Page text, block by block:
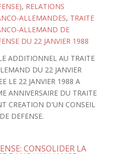
, RELATIONS
ALLEMANDES, TRAITE
ALLEMAND DE
DU 22 JANVIER 1988
ADDITIONNEL AU TRAITE
DU 22 JANVIER
LE 22 JANVIER 1988 A
ANNIVERSAIRE DU TRAITE
CREATION D'UN CONSEIL
DEFENSE.
CONSOLIDER LA